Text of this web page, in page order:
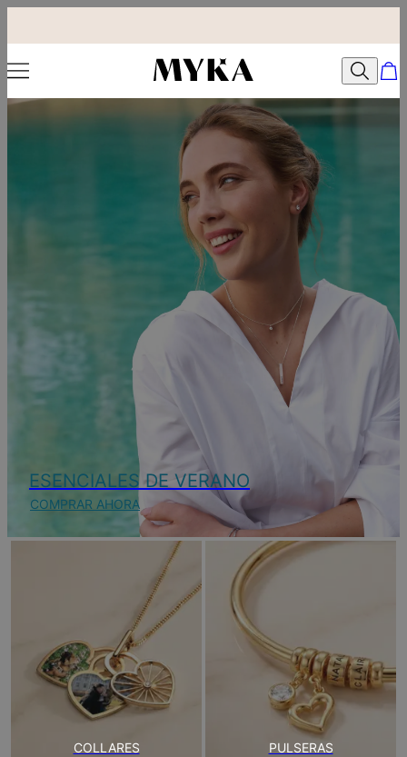
ESENCIALES DE VERANO
COMPRAR AHORA
COLLARES PULSERAS